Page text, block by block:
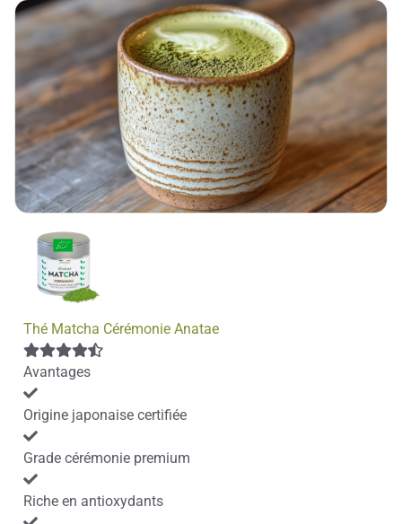
Thé Matcha Cérémonie Anatae
Avantages
Origine japonaise certifiée
Grade cérémonie premium
Riche en antioxydants